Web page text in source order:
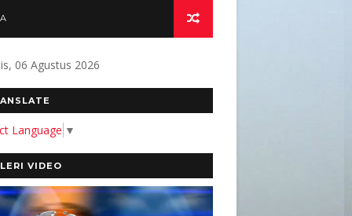
MEDIA YANG AKURAT
06 Agustus 2026
Language ▼
VIDEO